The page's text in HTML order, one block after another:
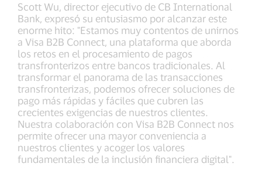
Scott Wu, director ejecutivo de CB International
Bank, expresó su entusiasmo por alcanzar este
enorme hito: "Estamos muy contentos de unirnos
a Visa B2B Connect, una plataforma que aborda
los retos en el procesamiento de pagos
transfronterizos entre bancos tradicionales. Al
transformar el panorama de las transacciones
transfronterizas, podemos ofrecer soluciones de
pago más rápidas y fáciles que cubren las
crecientes exigencias de nuestros clientes.
Nuestra colaboración con Visa B2B Connect nos
permite ofrecer una mayor conveniencia a
nuestros clientes y acoger los valores
fundamentales de la inclusión financiera digital".